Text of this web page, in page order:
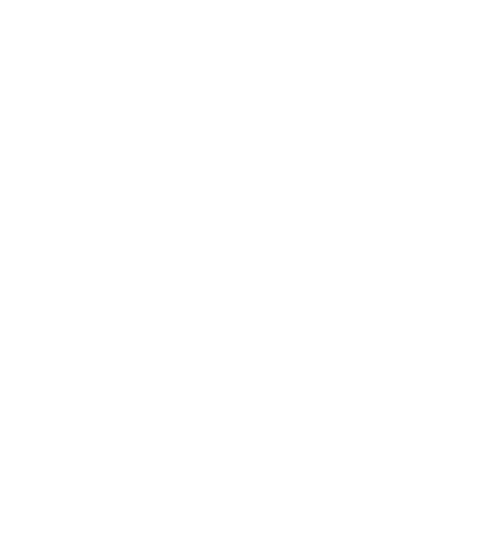
(počet míst omezen, nelze rezervovat předem)